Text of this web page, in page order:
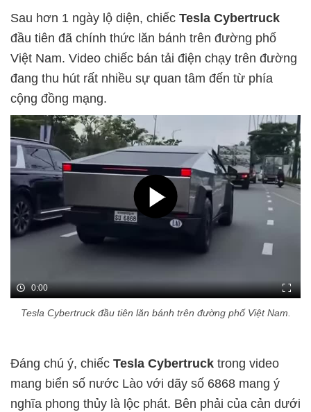
Sau hơn 1 ngày lộ diện, chiếc Tesla Cybertruck
đầu tiên đã chính thức lăn bánh trên đường phố
Việt Nam. Video chiếc bán tải điện chạy trên đường
đang thu hút rất nhiều sự quan tâm đến từ phía
cộng đồng mạng.
0:00
Tesla Cybertruck đầu tiên lăn bánh trên đường phố Việt Nam.
Đáng chú ý, chiếc Tesla Cybertruck trong video
mang biển số nước Lào với dãy số 6868 mang ý
nghĩa phong thủy là lộc phát. Bên phải của cản dưới